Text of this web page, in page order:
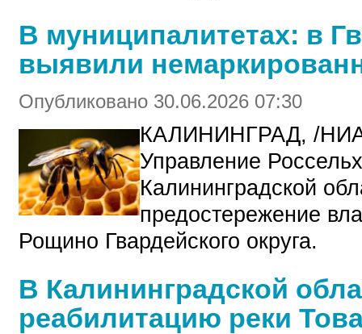
В муниципалитетах: в
выявили
Опубликовано 30.06.2026 07:30
КАЛИНИНГРАД, /
Управление
Калининградской
предостережение
Рощино Гвардейского округа.
В Калининградской
реабилитацию реки